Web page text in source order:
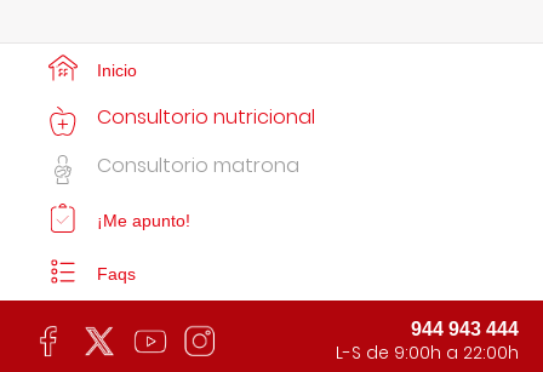
Inicio
Consultorio nutricional
Consultorio matrona
¡Me apunto!
Faqs
944 943 444
L-S de 9:00h a 22:00h